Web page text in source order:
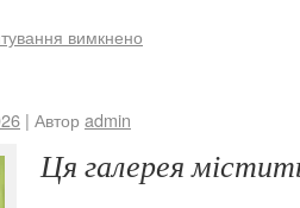
вимкнено
| Автор admin
Ця галерея